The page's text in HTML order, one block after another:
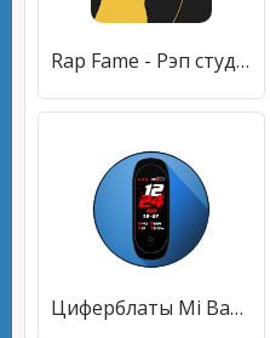
Rap Fame - Рэп студия, Автотюн и бесплатные биты
Циферблаты Mi Band 4